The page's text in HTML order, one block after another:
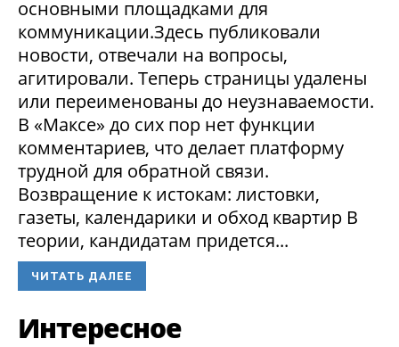
основными площадками для
коммуникации.Здесь публиковали
новости, отвечали на вопросы,
агитировали. Теперь страницы удалены
или переименованы до неузнаваемости.
В «Максе» до сих пор нет функции
комментариев, что делает платформу
трудной для обратной связи.
Возвращение к истокам: листовки,
газеты, календарики и обход квартир В
теории, кандидатам придется...
ЧИТАТЬ ДАЛЕЕ
Интересное